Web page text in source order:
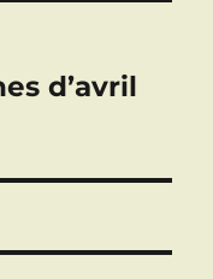
d’avril